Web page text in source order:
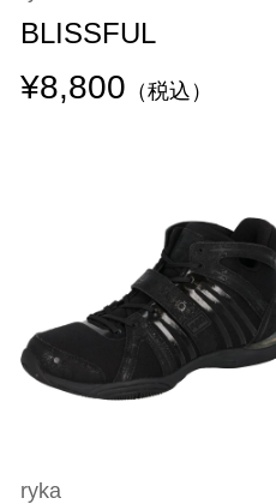
BLISSFUL
¥8,800 （税込）
ryka